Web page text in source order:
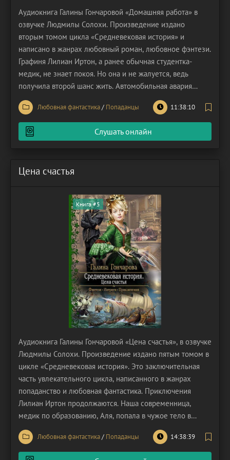
Аудиокнига Галины Гончаровой «Домашняя работа» в
озвучке Людмилы Солохи. Произведение издано
вторым томом цикла «Средневековая история» и
написано в жанрах любовный роман, любовное фэнтези.
Графиня Лилиан Иртон, а ранее обычная студентка-
медик, не знает покоя. Но она и не жалуется, ведь
получила второй шанс жить. Автомобильная авария
перечеркнула её прошлую жизнь, но зато открыла ей
новую дверь. Теперь Лиля – это Лилиан, графиня.
Прежняя хозяйка не пожелала жить, и на это были
причины, но Лиля
Любовная фантастика/ Попаданцы 11:38:10
Слушать онлайн
Цена счастья
Книга #5
Аудиокнига Галины Гончаровой «Цена счастья», в озвучке
Людмилы Солохи. Произведение издано пятым томом в
цикле «Средневековая история». Это заключительная
часть увлекательного цикла, написанного в жанрах
попаданство и любовная фантастика. Приключения
Лилиан Иртон продолжаются. Наша современница,
медик по образованию, Аля, попала в чужое тело в
Средневековье. А вокруг – одни интриги, покушения,
тайны и опасности. Было непросто приспособиться к
этому миру и заставить окружающих считаться с
Любовная фантастика/ Попаданцы 14:38:39